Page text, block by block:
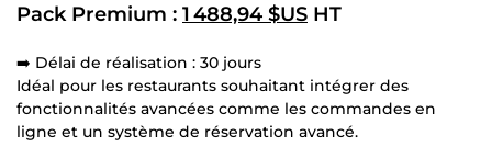
Pack Premium : 1 488,94 $US HT
➡️ Délai de réalisation : 30 jours
Idéal pour les restaurants souhaitant intégrer des
fonctionnalités avancées comme les commandes en
ligne et un système de réservation avancé.